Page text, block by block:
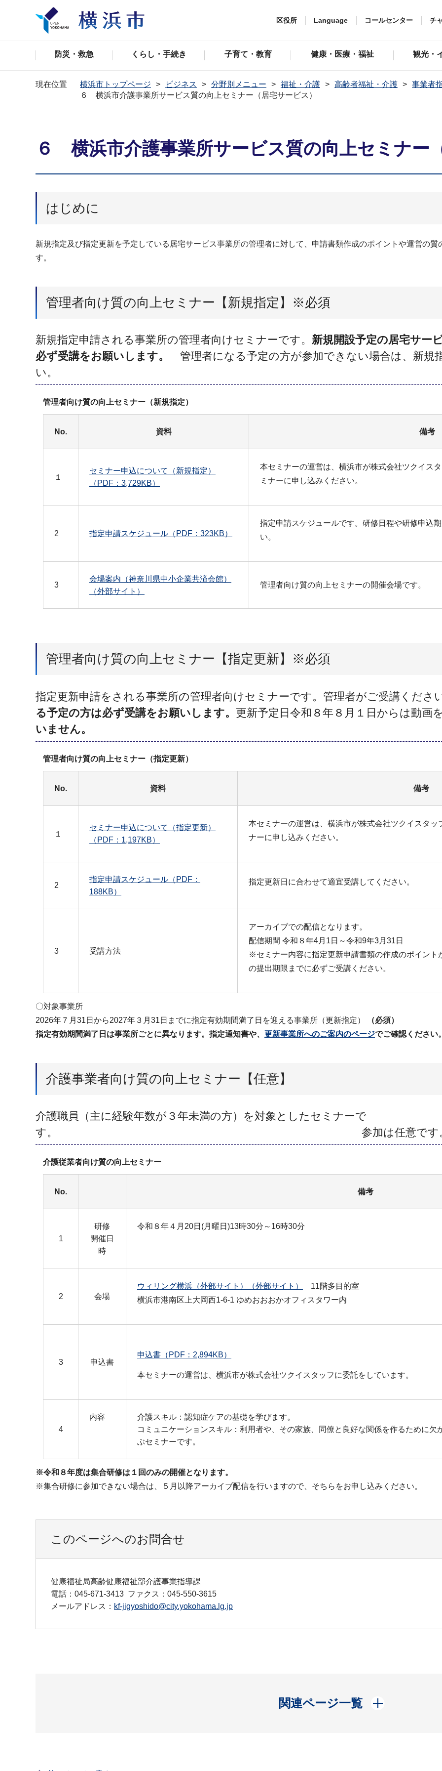
区役所 Language コールセンター チ
防災・救急 くらし・手続き 子育て・教育 健康・医療・福祉 観光・
現在位置 横浜市トップページ ビジネス 分野別メニュー 福祉・介護 高齢者福祉・介護
事業者
６ 横浜市介護事業所サービス質の向上セミナー（居宅サービス）
６ 横浜市介護事業所サービス質の向上セミナー
はじめに
新規指定及び指定更新を予定している居宅サービス事業所の管理者に対して、申請書類作成のポイントや運営の
す。
管理者向け質の向上セミナー【新規指定】※必須
新規指定申請される事業所の管理者向けセミナーです。 新規開設予定の居宅サー
必ず受講をお願いします。 管理者になる予定の方が参加できない場合は、新
い。
管理者向け質の向上セミナー（新規指定）
No. 資料 備考
１
セミナー申込について（新規指定）
（PDF：3,729KB）
本セミナーの運営は、横浜市が株式会社ツクイス
ミナーに申し込みください。
2 指定申請スケジュール（PDF：323KB）
指定申請スケジュールです。研修日程や研修申込
い。
3
会場案内（神奈川県中小企業共済会館）
（外部サイト）
管理者向け質の向上セミナーの開催会場です。
管理者向け質の向上セミナー【指定更新】※必須
指定更新申請をされる事業所の管理者向けセミナーです。管理者がご受講くださ
る予定の方は必ず受講をお願いします。 更新予定日令和８年８月１日からは動画
いません。
管理者向け質の向上セミナー（指定更新）
No. 資料 備考
１
セミナー申込について（指定更新）
（PDF：1,197KB）
本セミナーの運営は、横浜市が株式会社ツクイスタ
ナーに申し込みください。
2
指定申請スケジュール（PDF：
188KB）
指定更新日に合わせて適宜受講してください。
3 受講方法
アーカイブでの配信となります。
配信期間 令和８年4月1日～令和9年3月31日
※セミナー内容に指定更新申請書類の作成のポイント
の提出期限までに必ずご受講ください。
〇対象事業所
2026年７月31日から2027年３月31日までに指定有効期間満了日を迎える事業所（更新指定）
（必須）
指定有効期間満了日は事業所ごとに異なります。指定通知書や、 更新事業所へのご案内のページでご確認ください
介護事業者向け質の向上セミナー【任意】
介護職員（主に経験年数が３年未満の方）を対象としたセミナーで
す。 参加は任意です
介護従業者向け質の向上セミナー
No. 備考
1
研修
開催日
時
令和８年４月20日(月曜日)13時30分～16時30分
2 会場
ウィリング横浜（外部サイト）（外部サイト）
11階多目的室
横浜市港南区上大岡西1-6-1 ゆめおおおかオフィスタワー内
3 申込書
申込書（PDF：2,894KB）
本セミナーの運営は、横浜市が株式会社ツクイスタッフに委託をしています。
4
内容
介護スキル：認知症ケアの基礎を学びます。
コミュニケーションスキル：利用者や、その家族、同僚と良好な関係を作るために
ぶセミナーです。
※令和８年度は集合研修は１回のみの開催となります。
※集合研修に参加できない場合は、５月以降アーカイブ配信を行いますので、そちらをお申し込みください。
このページへのお問合せ
健康福祉局高齢健康福祉部介護事業指導課
電話：045-671-3413 ファクス：045-550-3615
メールアドレス： kf-jigyoshido@city.yokohama.lg.jp
関連ページ一覧
開く